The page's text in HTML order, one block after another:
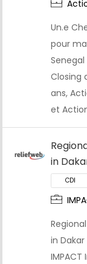
CDI
Un.e
pour
Closing
ans,
et
in
in